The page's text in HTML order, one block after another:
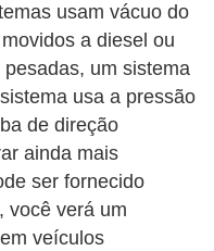
usam vácuo do
a diesel ou
um sistema
usa a pressão
de direção
ainda mais
ser fornecido
você verá um
veículos